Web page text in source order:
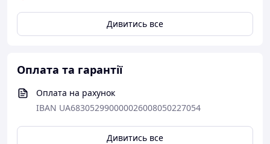
Дивитись все
Оплата та гарантії
Оплата на рахунок
IBAN UA683052990000026008050227054
Дивитись все